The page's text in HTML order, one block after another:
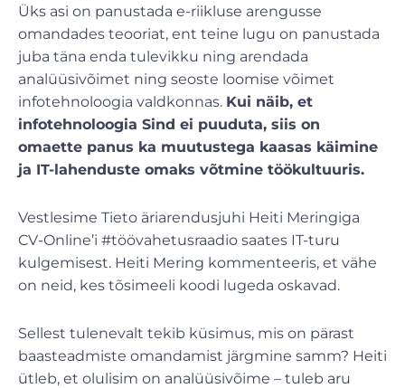
Üks asi on panustada e-riikluse arengusse
omandades teooriat, ent teine lugu on panustada
juba täna enda tulevikku ning arendada
analüüsivõimet ning seoste loomise võimet
infotehnoloogia valdkonnas. Kui näib, et
infotehnoloogia Sind ei puuduta, siis on
omaette panus ka muutustega kaasas käimine
ja IT-lahenduste omaks võtmine töökultuuris.
Vestlesime Tieto äriarendusjuhi Heiti Meringiga
CV-Online’i #töövahetusraadio saates IT-turu
kulgemisest. Heiti Mering kommenteeris, et vähe
on neid, kes tõsimeeli koodi lugeda oskavad.
Sellest tulenevalt tekib küsimus, mis on pärast
baasteadmiste omandamist järgmine samm? Heiti
ütleb, et olulisim on analüüsivõime – tuleb aru